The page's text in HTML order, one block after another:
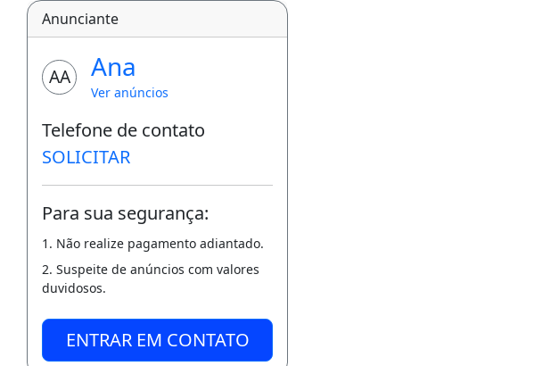
Anunciante
AA Ana
Ver anúncios
Telefone de contato
SOLICITAR
Para sua segurança:
1. Não realize pagamento adiantado.
2. Suspeite de anúncios com valores
duvidosos.
ENTRAR EM CONTATO